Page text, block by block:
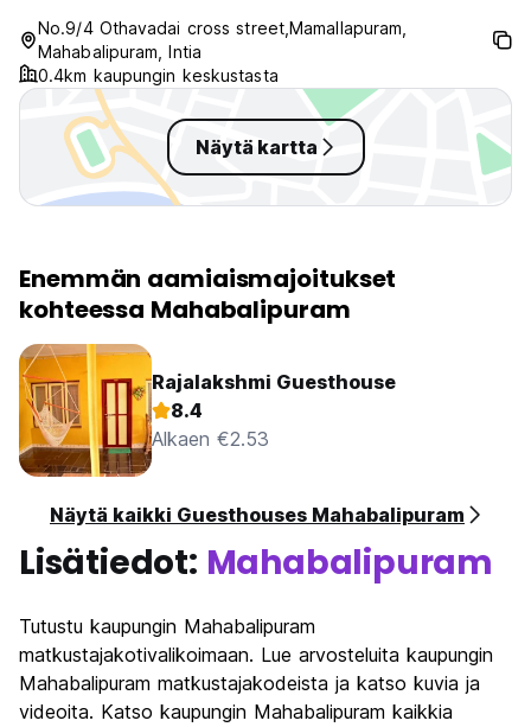
No.9/4 Othavadai cross street,Mamallapuram,
Mahabalipuram, Intia
0.4km kaupungin keskustasta
Näytä kartta
Enemmän aamiaismajoitukset
kohteessa Mahabalipuram
Rajalakshmi Guesthouse
8.4
Alkaen €2.53
Näytä kaikki Guesthouses Mahabalipuram
Lisätiedot: Mahabalipuram
Tutustu kaupungin Mahabalipuram
matkustajakotivalikoimaan. Lue arvosteluita kaupungin
Mahabalipuram matkustajakodeista ja katso kuvia ja
videoita. Katso kaupungin Mahabalipuram kaikkia